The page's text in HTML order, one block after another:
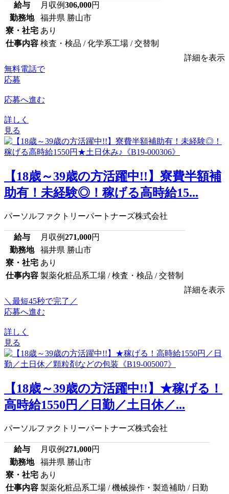
給与 月収例306,000円
勤務地
福井県 勝山市
寮・社宅 あり
仕事内容 検査・検品 / 化学系工場 / 交替制
詳細を表示
無料電話で
応募
応募へ進む
詳しく
見る
【18歳～39歳の方活躍中!!】寮費半額補
助有！未経験◎！稼げる高時給15...
パーソルファクトリーパートナーズ株式会社
給与 月収例271,000円
勤務地
福井県 勝山市
寮・社宅 あり
仕事内容 製薬化粧品系工場 / 検査・検品 / 交替制
詳細を表示
＼最短45秒で完了／
応募へ進む
詳しく
見る
【18歳～39歳の方活躍中!!】★稼げる！
高時給1550円／日勤／土日休／...
パーソルファクトリーパートナーズ株式会社
給与 月収例271,000円
勤務地
福井県 勝山市
寮・社宅 あり
仕事内容 製薬化粧品系工場 / 機械操作・製造補助 / 日勤